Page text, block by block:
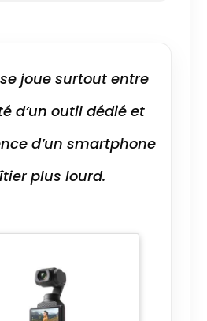
joue surtout entre
d’un outil dédié et
d’un smartphone
plus lourd.